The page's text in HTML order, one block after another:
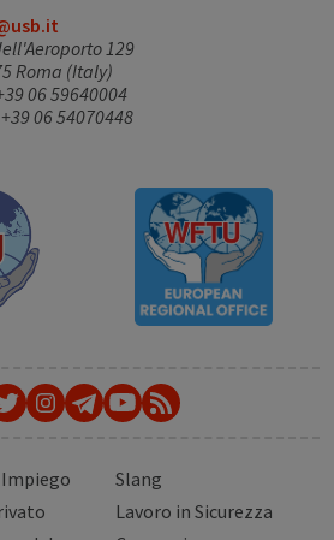
129
Roma (Italy)
06 59640004
06 54070448
Slang
Lavoro in Sicurezza